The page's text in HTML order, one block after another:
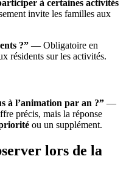
à certaines activités
invite les familles aux
?” — Obligatoire en
résidents sur les activités.
à l’animation par an ?” —
précis, mais la réponse
ou un supplément.
lors de la